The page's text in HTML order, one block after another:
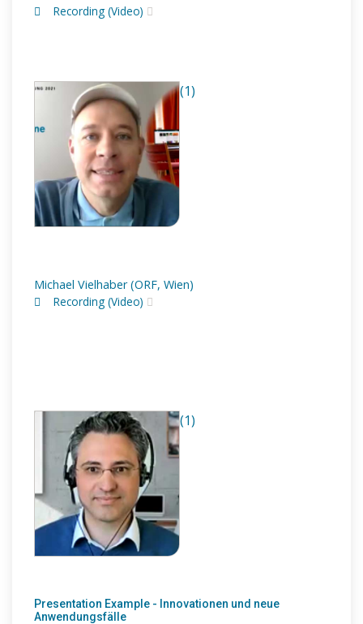
Recording (Video)
(1)
Michael Vielhaber (ORF, Wien)
Recording (Video)
(1)
Presentation Example - Innovationen und neue
Anwendungsfälle